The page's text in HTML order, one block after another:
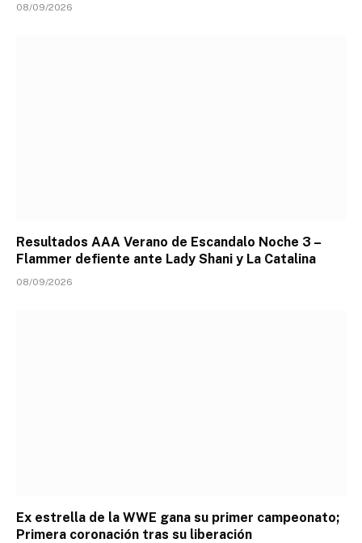
08/09/2026
Resultados AAA Verano de Escandalo Noche 3 –
Flammer defiente ante Lady Shani y La Catalina
08/09/2026
Ex estrella de la WWE gana su primer campeonato;
Primera coronación tras su liberación